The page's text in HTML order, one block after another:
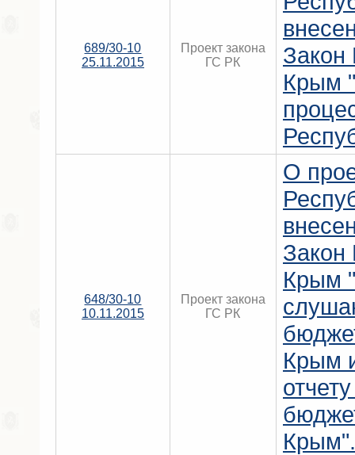
689/30-10
25.11.2015
Проект закона
ГС РК
Закон
Крым
648/30-10
10.11.2015
Проект закона
ГС РК
О
Закон
Крым
Крым
Крым".